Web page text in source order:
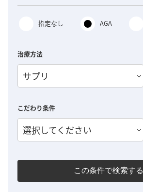
指定なし AGA
治療方法
サプリ
こだわり条件
選択してください
この条件で検索する